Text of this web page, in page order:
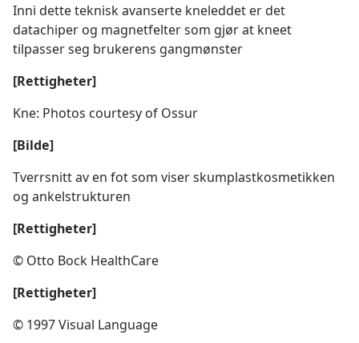
Inni dette teknisk avanserte kneleddet er det
datachiper og magnetfelter som gjør at kneet
tilpasser seg brukerens gangmønster
[Rettigheter]
Kne: Photos courtesy of Ossur
[Bilde]
Tverrsnitt av en fot som viser skumplastkosmetikken
og ankelstrukturen
[Rettigheter]
© Otto Bock HealthCare
[Rettigheter]
© 1997 Visual Language